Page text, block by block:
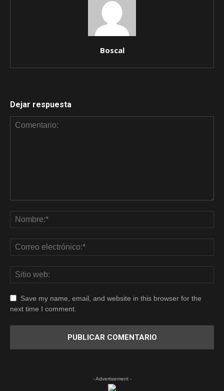
Boscal
Dejar respuesta
Save my name, email, and website in this browser for the
next time I comment.
- Advertisement -